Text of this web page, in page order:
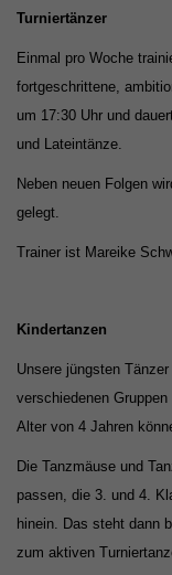
Turniertänzer
Einmal pro Woche
fortgeschrittene,
um 17:30 Uhr und
und Lateintänze.
Neben neuen Folgen
gelegt.
Trainer ist Mareike
Kindertanzen
Unsere jüngsten
verschiedenen
Alter von 4 Jahren
Die Tanzmäuse und
passen, die 3. und 4.
hinein. Das steht dann
zum aktiven